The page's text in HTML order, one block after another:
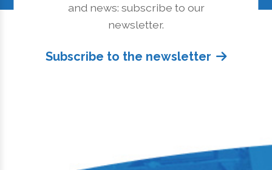
and news: subscribe to our
newsletter.
Subscribe to the newsletter